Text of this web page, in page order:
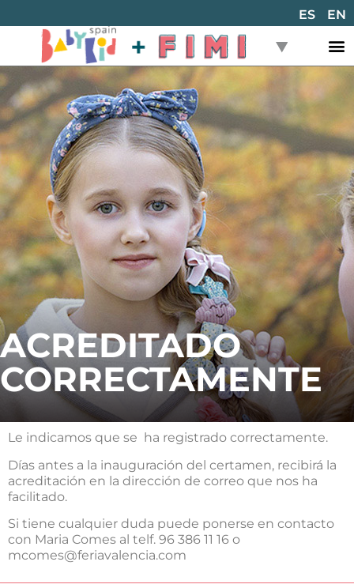
ES EN
ACREDITADO
CORRECTAMENTE
Le indicamos que se ha registrado correctamente.
Días antes a la inauguración del certamen, recibirá la
acreditación en la dirección de correo que nos ha
facilitado.
Si tiene cualquier duda puede ponerse en contacto
con Maria Comes al telf. 96 386 11 16 o
mcomes@feriavalencia.com